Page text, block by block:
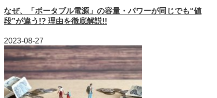
なぜ、「ポータブル電源」の容量・パワーが同じでも“値
段”が違う!? 理由を徹底解説!!
2023-08-27